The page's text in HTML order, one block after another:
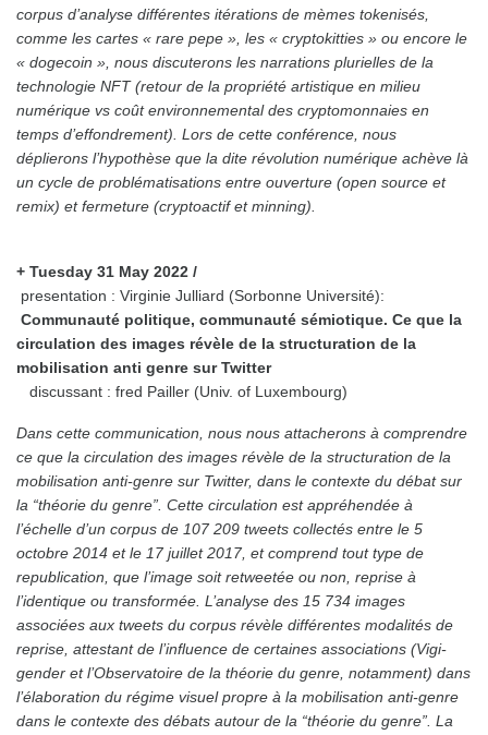
corpus d’analyse différentes itérations de mèmes tokenisés,
comme les cartes « rare pepe », les « cryptokitties » ou encore le
« dogecoin », nous discuterons les narrations plurielles de la
technologie NFT (retour de la propriété artistique en milieu
numérique vs coût environnemental des cryptomonnaies en
temps d’effondrement). Lors de cette conférence, nous
déplierons l’hypothèse que la dite révolution numérique achève là
un cycle de problématisations entre ouverture (open source et
remix) et fermeture (cryptoactif et minning).
+ Tuesday 31 May 2022 /
presentation : Virginie Julliard (Sorbonne Université):
Communauté politique, communauté sémiotique. Ce que la
circulation des images révèle de la structuration de la
mobilisation anti genre sur Twitter
discussant : fred Pailler (Univ. of Luxembourg)
Dans cette communication, nous nous attacherons à comprendre
ce que la circulation des images révèle de la structuration de la
mobilisation anti-genre sur Twitter, dans le contexte du débat sur
la “théorie du genre”. Cette circulation est appréhendée à
l’échelle d’un corpus de 107 209 tweets collectés entre le 5
octobre 2014 et le 17 juillet 2017, et comprend tout type de
republication, que l’image soit retweetée ou non, reprise à
l’identique ou transformée. L’analyse des 15 734 images
associées aux tweets du corpus révèle différentes modalités de
reprise, attestant de l’influence de certaines associations (Vigi-
gender et l’Observatoire de la théorie du genre, notamment) dans
l’élaboration du régime visuel propre à la mobilisation anti-genre
dans le contexte des débats autour de la “théorie du genre”. La